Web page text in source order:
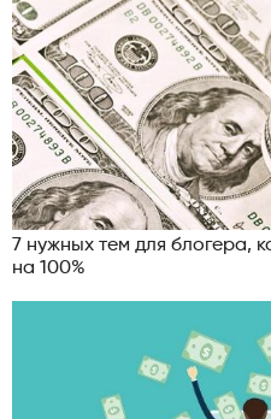
7 нужных тем для блогера,
на 100%